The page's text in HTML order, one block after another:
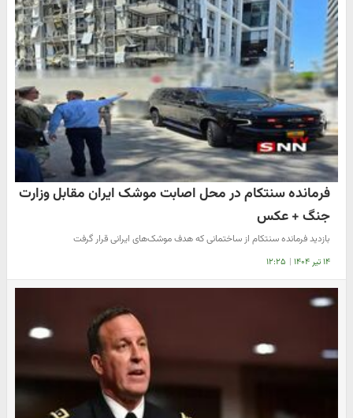
فرمانده سنتکام در محل اصابت موشک ایران مقابل وزارت
جنگ + عکس
بازدید فرمانده سنتکام از ساختمانی که هدف موشک‌های ایرانی قرار گرفت
۱۴ تیر ۱۴۰۴ | ۱۲:۲۵